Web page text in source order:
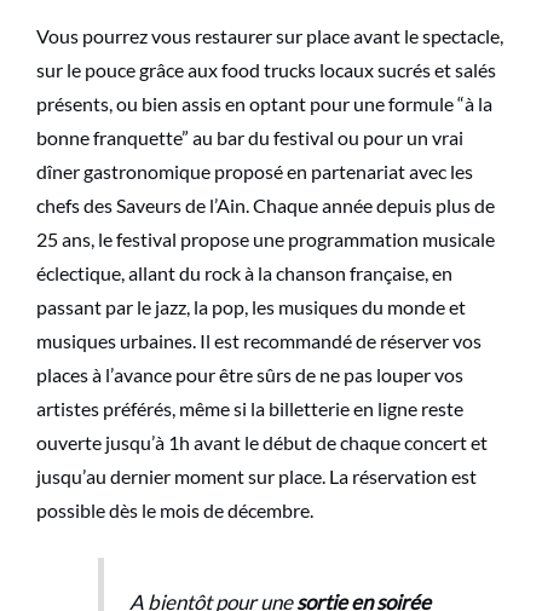
Vous pourrez vous restaurer sur place avant le spectacle,
sur le pouce grâce aux food trucks locaux sucrés et salés
présents, ou bien assis en optant pour une formule “à la
bonne franquette” au bar du festival ou pour un vrai
dîner gastronomique proposé en partenariat avec les
chefs des Saveurs de l’Ain. Chaque année depuis plus de
25 ans, le festival propose une programmation musicale
éclectique, allant du rock à la chanson française, en
passant par le jazz, la pop, les musiques du monde et
musiques urbaines. Il est recommandé de réserver vos
places à l’avance pour être sûrs de ne pas louper vos
artistes préférés, même si la billetterie en ligne reste
ouverte jusqu’à 1h avant le début de chaque concert et
jusqu’au dernier moment sur place. La réservation est
possible dès le mois de décembre.
A bientôt pour unesortie en soirée